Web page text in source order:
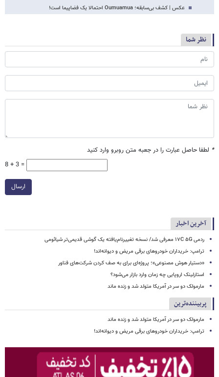
عکس | کشف بی‌سابقه؛ Oumuamua احتمالا یک فضاپیما است!
نظر شما
* لطفا حاصل عبارت را در جعبه متن روبرو وارد کنید
8 + 3 =
ارسال
آخرین اخبار
ردمی ۱۷C ۵G معرفی شد/ نسخه تغییرنام‌یافته یک گوشی قدیمی‌تر شیائومی
ترامپ: خریداران خودروهای برقی مریض و دیوانه‌اند!
«دستیار هوش مصنوعی»؛ پروژه‌ای برای به صف کردن شرکت‌های فناور
استارلینک اروپایی چه زمان وارد بازار می‌شود؟
مارمولک دو سر در آمریکا متولد شد و زنده ماند
پربیننده‌ترین
مارمولک دو سر در آمریکا متولد شد و زنده ماند
ترامپ: خریداران خودروهای برقی مریض و دیوانه‌اند!